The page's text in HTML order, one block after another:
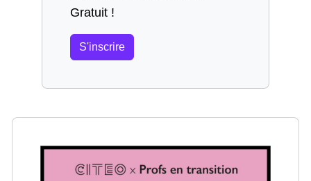
Gratuit !
S'inscrire